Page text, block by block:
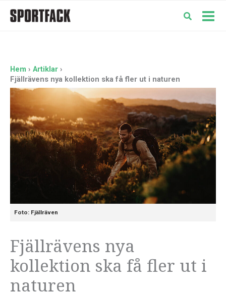
Hem
Artiklar
Fjällrävens nya kollektion ska få fler ut i naturen
Foto: Fjällräven
Fjällrävens nya
kollektion ska få fler ut i
naturen